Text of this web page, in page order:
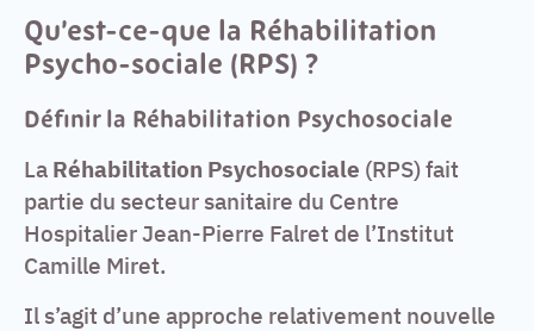
Qu’est-ce-que la Réhabilitation
Psycho-sociale (RPS) ?
Définir la Réhabilitation Psychosociale
La Réhabilitation Psychosociale (RPS) fait
partie du secteur sanitaire du Centre
Hospitalier Jean-Pierre Falret de l’Institut
Camille Miret.
Il s’agit d’une approche relativement nouvelle